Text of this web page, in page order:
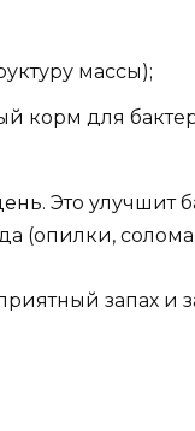
массы);
корм для
Это улучшит
(опилки,
запах и